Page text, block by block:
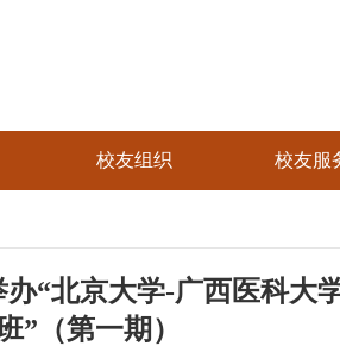
校友组织 校友服
“北京大学-广西医科大
”（第一期）